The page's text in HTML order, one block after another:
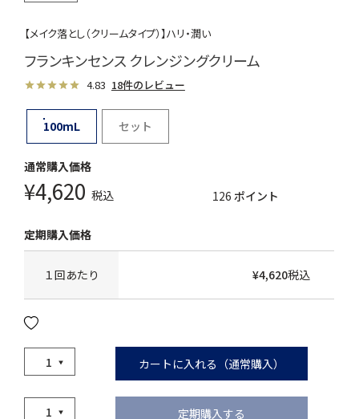
【メイク落とし（クリームタイプ）】ハリ・潤い
フランキンセンス クレンジングクリーム
4.83 18件のレビュー
100mL セット
¥4,620 税込 126 ポイント
１回あたり ¥4,620税込
カートに入れる（通常購入）
定期購入する